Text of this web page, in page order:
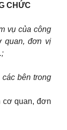
CHỨC
vụ của công
quan, đơn vị
bên trong
cơ quan, đơn